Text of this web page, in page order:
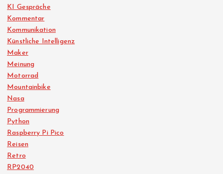
KI Gespräche
Kommentar
Kommunikation
Künstliche Intelligenz
Maker
Meinung
Motorrad
Mountainbike
Nasa
Programmierung
Python
Raspberry Pi Pico
Reisen
Retro
RP2040